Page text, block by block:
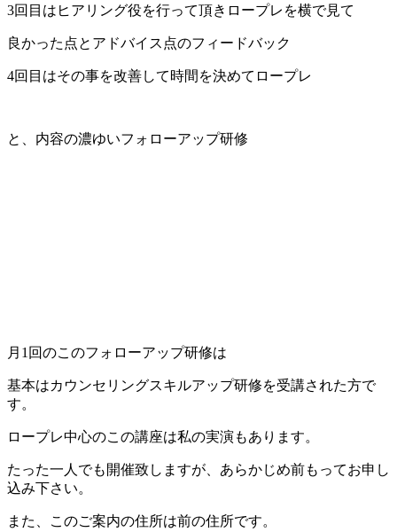
3回目はヒアリング役を行って頂きロープレを横で見て
良かった点とアドバイス点のフィードバック
4回目はその事を改善して時間を決めてロープレ
と、内容の濃ゆいフォローアップ研修
月1回のこのフォローアップ研修は
基本はカウンセリングスキルアップ研修を受講された方で
す。
ロープレ中心のこの講座は私の実演もあります。
たった一人でも開催致しますが、あらかじめ前もってお申し
込み下さい。
また、このご案内の住所は前の住所です。